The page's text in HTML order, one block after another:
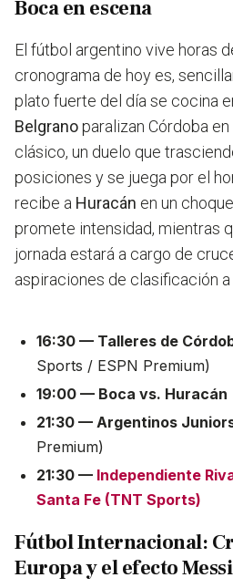
Boca en escena
El fútbol argentino vive horas
cronograma de hoy es,
plato fuerte del día se cocina
Belgranoparalizan Córdoba
clásico, un duelo que
posiciones y se juega por el
recibe a Huracán en un
promete intensidad, mientras
jornada estará a cargo de
aspiraciones de clasificación a
16:30 — Talleres de
Sports / ESPN Premium)
19:00 — Boca vs. Huracán
21:30 — Argentinos
Premium)
21:30 — Independiente
Santa Fe (TNT Sports)
Fútbol Internacional:
Europa y el efecto Messi